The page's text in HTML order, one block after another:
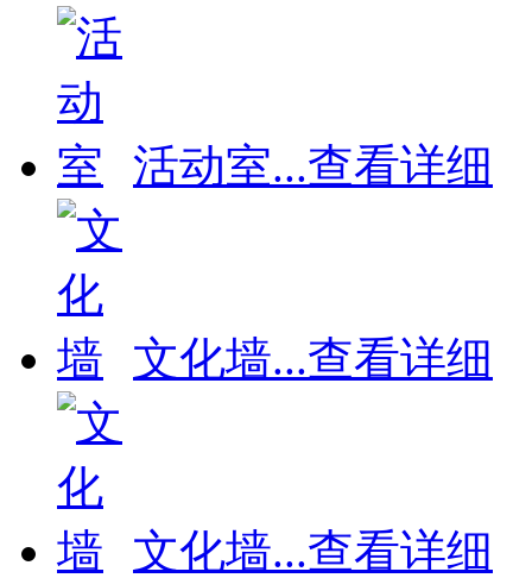
活动室...查看详细
文化墙...查看详细
文化墙...查看详细